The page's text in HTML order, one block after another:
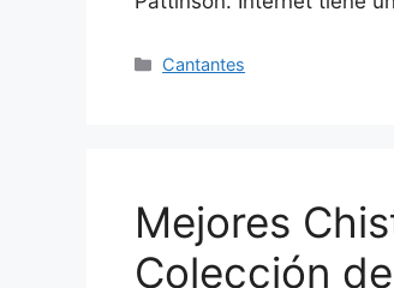
Categories
Cantantes
Mejores
Colección